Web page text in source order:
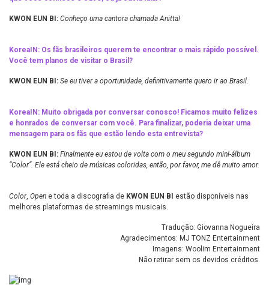
KWON EUN BI: Conheço uma cantora chamada Anitta!
KoreaIN: Os fãs brasileiros querem te encontrar o mais rápido possível.
Você tem planos de visitar o Brasil?
KWON EUN BI: Se eu tiver a oportunidade, definitivamente quero ir ao Brasil.
KoreaIN: Muito obrigada por conversar conosco! Ficamos muito felizes
e honrados de conversar com você. Para finalizar, poderia deixar uma
mensagem para os fãs que estão lendo esta entrevista?
KWON EUN BI: Finalmente eu estou de volta com o meu segundo mini-álbum
“Color”. Ele está cheio de músicas coloridas, então, por favor, me dê muito amor.
Color, Open e toda a discografia de KWON EUN BI
estão disponíveis nas
melhores plataformas de streamings musicais.
Tradução: Giovanna Nogueira
Agradecimentos: MJ TONZ Entertainment
Imagens: Woolim Entertainment
Não retirar sem os devidos créditos.